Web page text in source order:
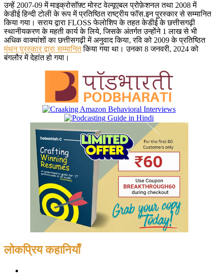
उन्हें 2007-09 में माइक्रोसॉफ़्ट मोस्ट वेल्यूएबल प्रोफ़ेशनल तथा 2008 में
केडीई हिन्दी टोली के रूप में प्रतिष्ठित राष्ट्रीय फॉस.इन पुरस्कार से सम्मानित
किया गया। सराय द्वारा FLOSS फेलोशिप के तहत केडीई के छत्तीसगढ़ी
स्थानीयकरण के महती कार्य के लिये, जिसके अंतर्गत उन्होंने 1 लाख से भी
अधिक वाक्यांशों का छत्तीसगढ़ी में अनुवाद किया, रवि को 2009 के प्रतिष्ठित
मंथन पुरस्कार द्वारा सम्मानितकिया गया था। उनका 8 जनवरी, 2024 को
बंगलौर में देहांत हो गया।
लोकप्रिय कहानियाँ